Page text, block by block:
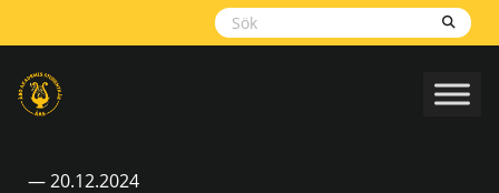
— 20.12.2024